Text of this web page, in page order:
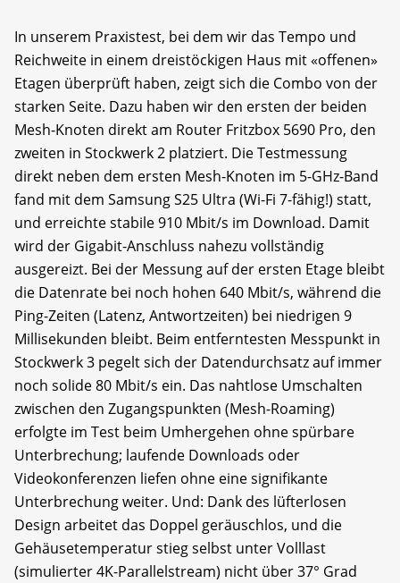
In unserem Praxistest, bei dem wir das Tempo und
Reichweite in einem dreistöckigen Haus mit «offenen»
Etagen überprüft haben, zeigt sich die Combo von der
starken Seite. Dazu haben wir den ersten der beiden
Mesh-Knoten direkt am Router Fritzbox 5690 Pro, den
zweiten in Stockwerk 2 platziert. Die Testmessung
direkt neben dem ersten Mesh-Knoten im 5-GHz-Band
fand mit dem Samsung S25 Ultra (Wi-Fi 7-fähig!) statt,
und erreichte stabile 910 Mbit/s im Download. Damit
wird der Gigabit-Anschluss nahezu vollständig
ausgereizt. Bei der Messung auf der ersten Etage bleibt
die Datenrate bei noch hohen 640 Mbit/s, während die
Ping-Zeiten (Latenz, Antwortzeiten) bei niedrigen 9
Millisekunden bleibt. Beim entferntesten Messpunkt in
Stockwerk 3 pegelt sich der Datendurchsatz auf immer
noch solide 80 Mbit/s ein. Das nahtlose Umschalten
zwischen den Zugangspunkten (Mesh-Roaming)
erfolgte im Test beim Umhergehen ohne spürbare
Unterbrechung; laufende Downloads oder
Videokonferenzen liefen ohne eine signifikante
Unterbrechung weiter. Und: Dank des lüfterlosen
Design arbeitet das Doppel geräuschlos, und die
Gehäusetemperatur stieg selbst unter Volllast
(simulierter 4K-Parallelstream) nicht über 37° Grad